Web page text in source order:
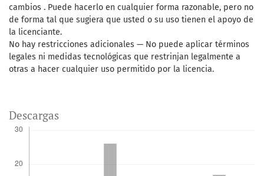
cambios . Puede hacerlo en cualquier forma razonable, pero no
de forma tal que sugiera que usted o su uso tienen el apoyo de
la licenciante.
No hay restricciones adicionales — No puede aplicar términos
legales ni medidas tecnológicas que restrinjan legalmente a
otras a hacer cualquier uso permitido por la licencia.
Descargas